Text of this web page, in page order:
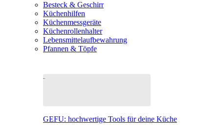
Besteck & Geschirr
Küchenhilfen
Küchenmessgeräte
Küchenrollenhalter
Lebensmittelaufbewahrung
Pfannen & Töpfe
GEFU: hochwertige Tools für deine Küche